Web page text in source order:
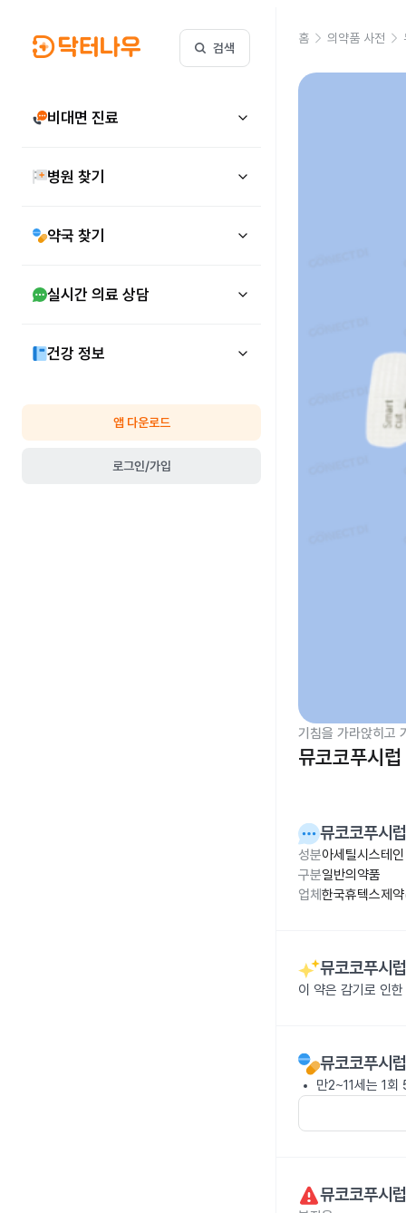
검색
비대면 진료
병원 찾기
약국 찾기
실시간 의료 상담
건강 정보
앱 다운로드
로그인/가입
홈 의약품 사전
기침을 가라앉히고
뮤코코푸시
뮤코코푸시
성분아세틸시스테
구분일반의약품
업체 한국휴텍스제
뮤코코푸시
이 약은 감기로 인
뮤코코푸시
만2~11세는 1
뮤코코푸시